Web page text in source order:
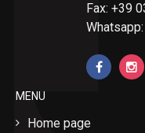
Fax: +39
MENU
Home page